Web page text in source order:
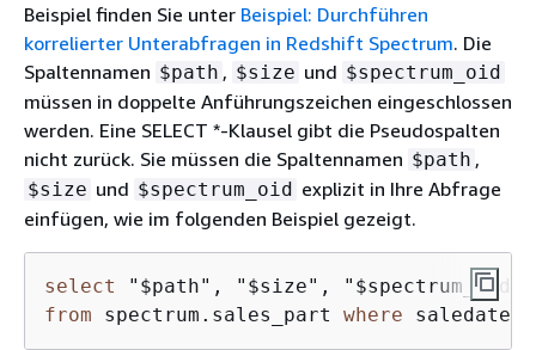
Beispiel finden Sie unter Beispiel: Durchführen
korrelierter Unterabfragen in Redshift Spectrum. Die
Spaltennamen $path , $size und $spectrum_oid
müssen in doppelte Anführungszeichen eingeschlossen
werden. Eine SELECT *-Klausel gibt die Pseudospalten
nicht zurück. Sie müssen die Spaltennamen $path ,
$size und $spectrum_oid explizit in Ihre Abfrage
einfügen, wie im folgenden Beispiel gezeigt.
select
from spectrum.sales_part where saledate